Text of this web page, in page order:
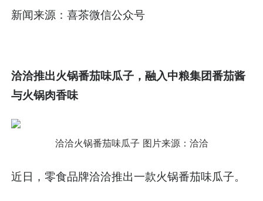
新闻来源：喜茶微信公众号
洽洽推出火锅番茄味瓜子，融入中粮集团番茄酱
与火锅肉香味
洽洽火锅番茄味瓜子 图片来源：洽洽
近日，零食品牌洽洽推出一款火锅番茄味瓜子。